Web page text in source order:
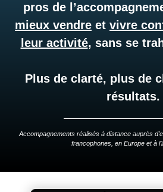
pros de
mieux vendre et vivre
leur activité, sans se
Plus de clarté, plus de
résultats.
Accompagnements réalisés à distance auprès
francophones, en Europe et à